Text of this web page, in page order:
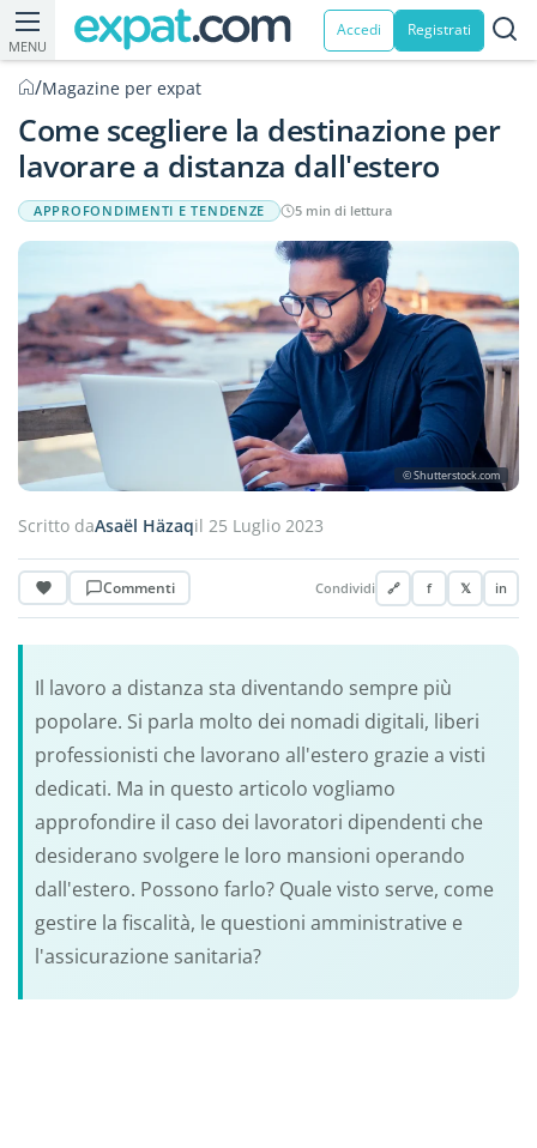
MENU
Accedi Registrati
/Magazine per expat
Come scegliere la destinazione per
lavorare a distanza dall'estero
APPROFONDIMENTI E TENDENZE 5 min di lettura
© Shutterstock.com
Scritto daAsaël Häzaqil 25 Luglio 2023
Commenti Condividi 🔗 f 𝕏 in
Il lavoro a distanza sta diventando sempre più
popolare. Si parla molto dei nomadi digitali, liberi
professionisti che lavorano all'estero grazie a visti
dedicati. Ma in questo articolo vogliamo
approfondire il caso dei lavoratori dipendenti che
desiderano svolgere le loro mansioni operando
dall'estero. Possono farlo? Quale visto serve, come
gestire la fiscalità, le questioni amministrative e
l'assicurazione sanitaria?